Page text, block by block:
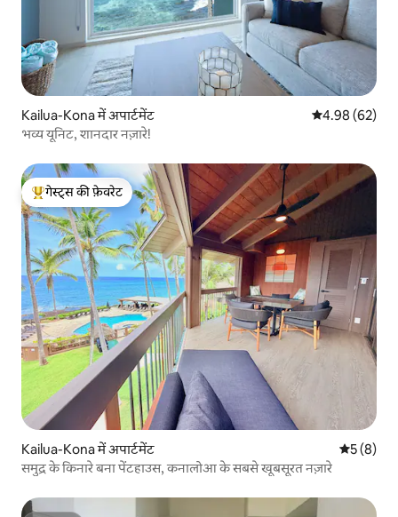
Kailua-Kona में अपार्टमेंट औसत रेटिंग 5 में
4.98 (62)
भव्य यूनिट, शानदार नज़ारे!
गेस्ट्स का टॉप फ़ेवरेट
गेस्ट्स की फ़ेवरेट
Kailua-Kona में अपार्टमेंट औसत रेटिंग
5 (8)
समुद्र के किनारे बना पेंटहाउस, कनालोआ के सबसे खूबसूरत नज़ारे